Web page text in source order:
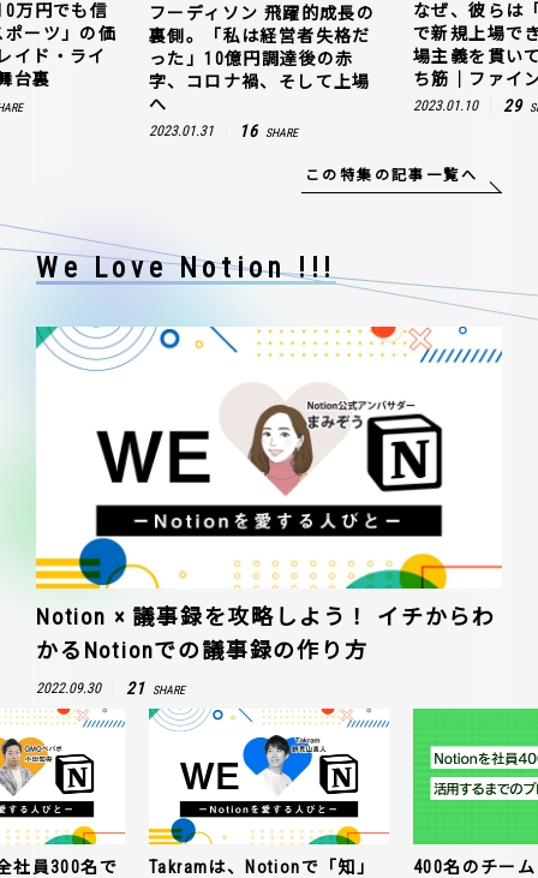
万円でも信
ーツ」の価
イド・ライ
台裏
フーディソン 飛躍的成長の
裏側。「私は経営者失格だ
った」10億円調達後の赤
字、コロナ禍、そして上場
へ
2023.01.31 16 SHARE
なぜ、彼らは
で新規上場で
場主義を貫い
ち筋｜ファイ
2023.01.10 29
この特集の記事一覧へ
We Love Notion !!!
Notion × 議事録を攻略しよう！ イチからわ
かるNotionでの議事録の作り方
2022.09.30 21 SHARE
社員300名で
Takramは、Notionで「知」
400名のチー